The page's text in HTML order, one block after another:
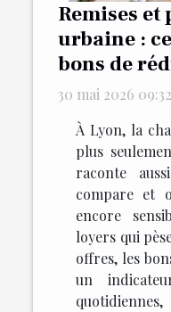
Remises et
urbaine :
bons de
30 mai 2026 09:32
À Lyon, la
plus
raconte
compare et
encore
loyers qui
offres, les
un